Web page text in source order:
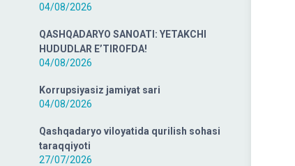
04/08/2026
QASHQADARYO SANOATI: YETAKCHI
HUDUDLAR E’TIROFDA!
04/08/2026
Korrupsiyasiz jamiyat sari
04/08/2026
Qashqadaryo viloyatida qurilish sohasi
taraqqiyoti
27/07/2026